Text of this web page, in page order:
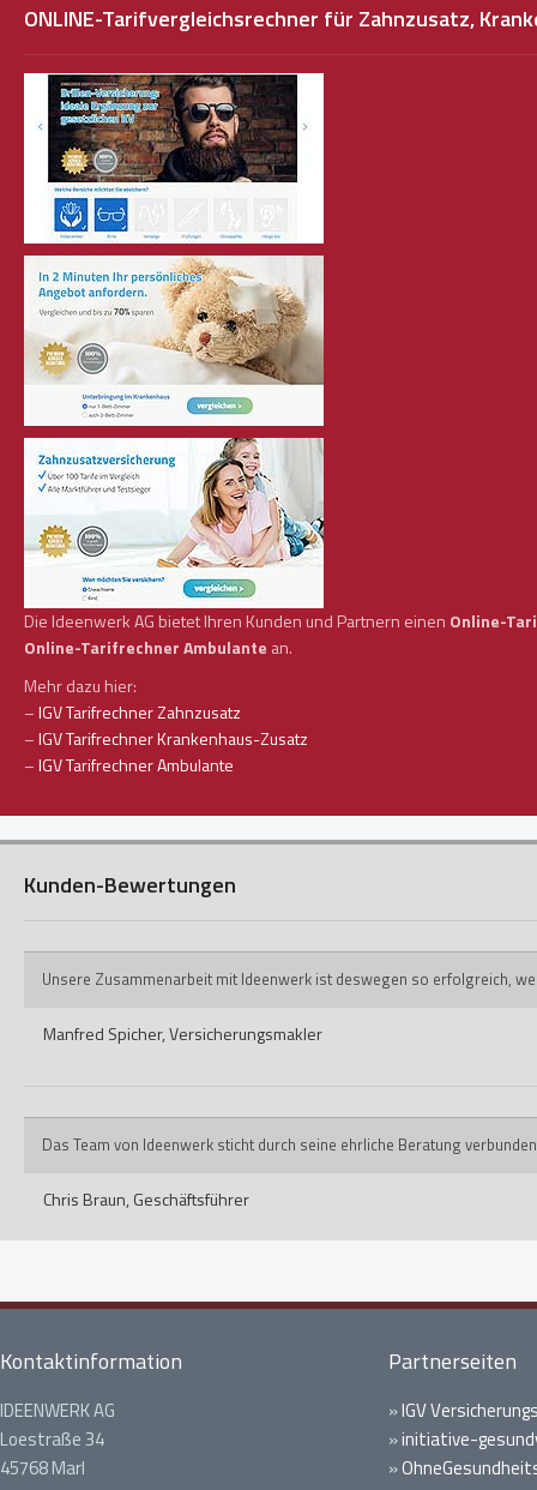
ONLINE-Tarifvergleichsrechner für Zahnzusatz,
Die Ideenwerk AG bietet Ihren Kunden und Partnern einen Online-
Online-Tarifrechner Ambulante an.
Mehr dazu hier:
–IGV Tarifrechner Zahnzusatz
–IGV Tarifrechner Krankenhaus-Zusatz
–IGV Tarifrechner Ambulante
Kunden-Bewertungen
Unsere Zusammenarbeit mit Ideenwerk ist deswegen so erfolgreich,
Manfred Spicher,Versicherungsmakler
Das Team von Ideenwerk sticht durch seine ehrliche Beratung
Chris Braun, Geschäftsführer
Kontaktinformation
IDEENWERK AG
Loestraße 34
45768 Marl
Partnerseiten
»IGV
»initiative-
»